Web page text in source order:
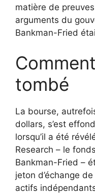
matière de
arguments du
Bankman-Fried
tombé
La bourse,
dollars, s’est
lorsqu’il a été
Research – le
Bankman-Fried –
jeton d’échange
actifs